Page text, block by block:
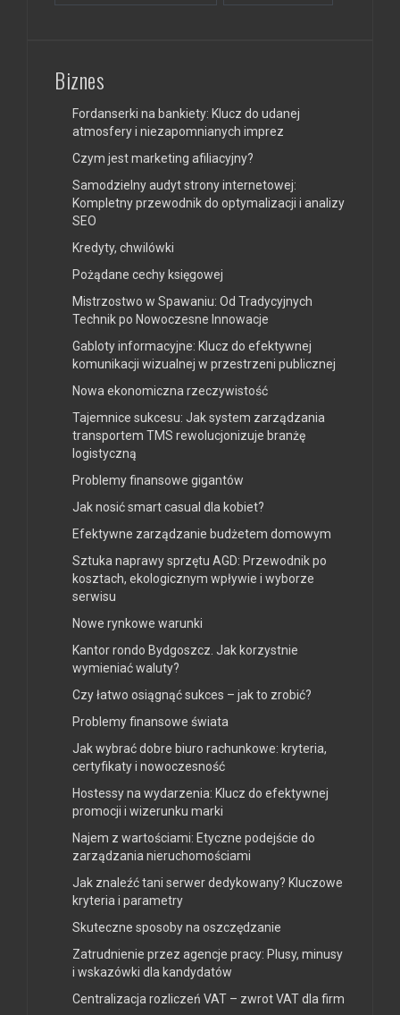
Biznes
Fordanserki na bankiety: Klucz do udanej
atmosfery i niezapomnianych imprez
Czym jest marketing afiliacyjny?
Samodzielny audyt strony internetowej:
Kompletny przewodnik do optymalizacji i analizy
SEO
Kredyty, chwilówki
Pożądane cechy księgowej
Mistrzostwo w Spawaniu: Od Tradycyjnych
Technik po Nowoczesne Innowacje
Gabloty informacyjne: Klucz do efektywnej
komunikacji wizualnej w przestrzeni publicznej
Nowa ekonomiczna rzeczywistość
Tajemnice sukcesu: Jak system zarządzania
transportem TMS rewolucjonizuje branżę
logistyczną
Problemy finansowe gigantów
Jak nosić smart casual dla kobiet?
Efektywne zarządzanie budżetem domowym
Sztuka naprawy sprzętu AGD: Przewodnik po
kosztach, ekologicznym wpływie i wyborze
serwisu
Nowe rynkowe warunki
Kantor rondo Bydgoszcz. Jak korzystnie
wymieniać waluty?
Czy łatwo osiągnąć sukces – jak to zrobić?
Problemy finansowe świata
Jak wybrać dobre biuro rachunkowe: kryteria,
certyfikaty i nowoczesność
Hostessy na wydarzenia: Klucz do efektywnej
promocji i wizerunku marki
Najem z wartościami: Etyczne podejście do
zarządzania nieruchomościami
Jak znaleźć tani serwer dedykowany? Kluczowe
kryteria i parametry
Skuteczne sposoby na oszczędzanie
Zatrudnienie przez agencje pracy: Plusy, minusy
i wskazówki dla kandydatów
Centralizacja rozliczeń VAT – zwrot VAT dla firm